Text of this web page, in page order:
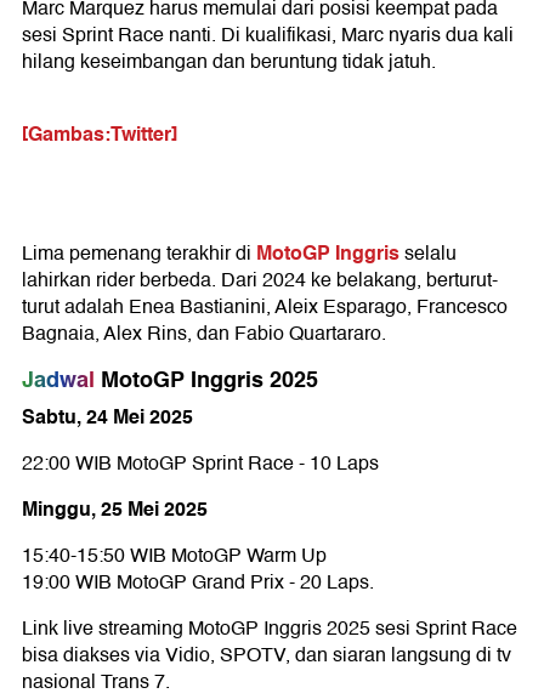
Marc Marquez harus memulai dari posisi keempat pada
sesi Sprint Race nanti. Di kualifikasi, Marc nyaris dua kali
hilang keseimbangan dan beruntung tidak jatuh.
[Gambas:Twitter]
Lima pemenang terakhir di MotoGP Inggrisselalu
lahirkan rider berbeda. Dari 2024 ke belakang, berturut-
turut adalah Enea Bastianini, Aleix Esparago, Francesco
Bagnaia, Alex Rins, dan Fabio Quartararo.
Jadwal MotoGP Inggris 2025
Sabtu, 24 Mei 2025
22:00 WIB MotoGP Sprint Race - 10 Laps
Minggu, 25 Mei 2025
15:40-15:50 WIB MotoGP Warm Up
19:00 WIB MotoGP Grand Prix - 20 Laps.
Link live streaming MotoGP Inggris 2025 sesi Sprint Race
bisa diakses via Vidio, SPOTV, dan siaran langsung di tv
nasional Trans 7.